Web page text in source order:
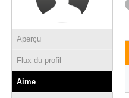
Aperçu
Flux du profil
Aime